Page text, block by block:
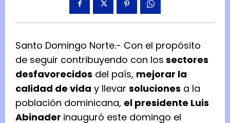
Santo Domingo Norte.- Con el propósito
de seguir contribuyendo con los sectores
desfavorecidos del país, mejorar la
calidad de vida y llevar soluciones a la
población dominicana, el presidente Luis
Abinader inauguró este domingo el